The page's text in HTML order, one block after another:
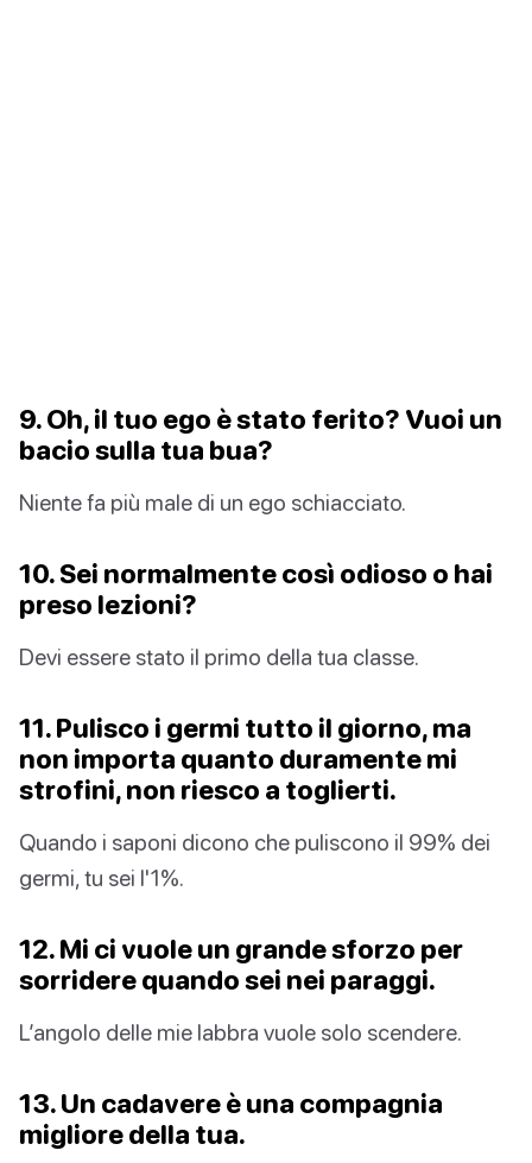
9. Oh, il tuo ego è stato ferito? Vuoi un
bacio sulla tua bua?
Niente fa più male di un ego schiacciato.
10. Sei normalmente così odioso o hai
preso lezioni?
Devi essere stato il primo della tua classe.
11. Pulisco i germi tutto il giorno, ma
non importa quanto duramente mi
strofini, non riesco a toglierti.
Quando i saponi dicono che puliscono il 99% dei
germi, tu sei l'1%.
12. Mi ci vuole un grande sforzo per
sorridere quando sei nei paraggi.
L’angolo delle mie labbra vuole solo scendere.
13. Un cadavere è una compagnia
migliore della tua.